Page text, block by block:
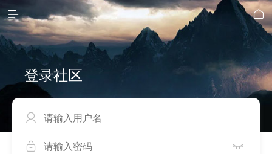
 
登录社区

 